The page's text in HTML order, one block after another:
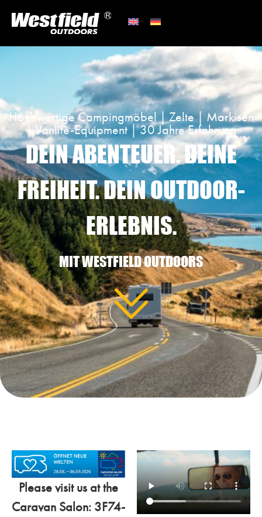
Hochwertige Campingmöbel | Zelte | Markisen
| Vanlife-Equipment | 30 Jahre Erfahrung
DEIN ABENTEUER. DEINE
FREIHEIT. DEIN OUTDOOR-
ERLEBNIS.
MIT WESTFIELD OUTDOORS
Please visit us at the
Caravan Salon: 3F74-